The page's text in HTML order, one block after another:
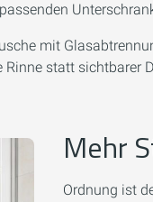
mit
statt sichtbarer
Mehr
Ordnung ist